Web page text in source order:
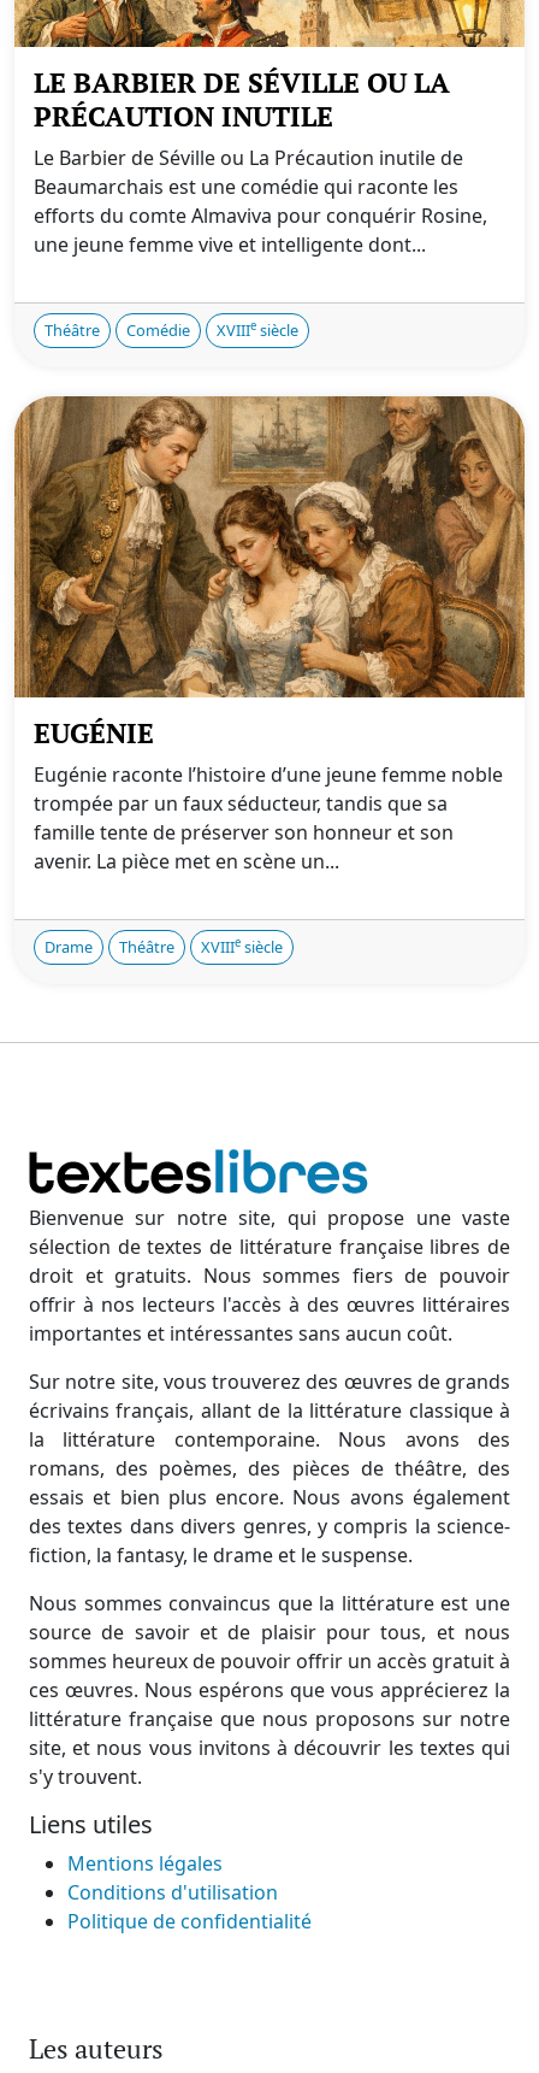
LE BARBIER DE SÉVILLE OU LA
PRÉCAUTION INUTILE
Le Barbier de Séville ou La Précaution inutile de
Beaumarchais est une comédie qui raconte les
efforts du comte Almaviva pour conquérir Rosine,
une jeune femme vive et intelligente dont...
Théâtre Comédie XVIIIe siècle
EUGÉNIE
Eugénie raconte l’histoire d’une jeune femme noble
trompée par un faux séducteur, tandis que sa
famille tente de préserver son honneur et son
avenir. La pièce met en scène un...
Drame Théâtre XVIIIe siècle
Bienvenue sur notre site, qui propose une vaste
sélection de textes de littérature française libres de
droit et gratuits. Nous sommes fiers de pouvoir
offrir à nos lecteurs l'accès à des œuvres littéraires
importantes et intéressantes sans aucun coût.
Sur notre site, vous trouverez des œuvres de grands
écrivains français, allant de la littérature classique à
la littérature contemporaine. Nous avons des
romans, des poèmes, des pièces de théâtre, des
essais et bien plus encore. Nous avons également
des textes dans divers genres, y compris la science-
fiction, la fantasy, le drame et le suspense.
Nous sommes convaincus que la littérature est une
source de savoir et de plaisir pour tous, et nous
sommes heureux de pouvoir offrir un accès gratuit à
ces œuvres. Nous espérons que vous apprécierez la
littérature française que nous proposons sur notre
site, et nous vous invitons à découvrir les textes qui
s'y trouvent.
Liens utiles
Mentions légales
Conditions d'utilisation
Politique de confidentialité
Les auteurs